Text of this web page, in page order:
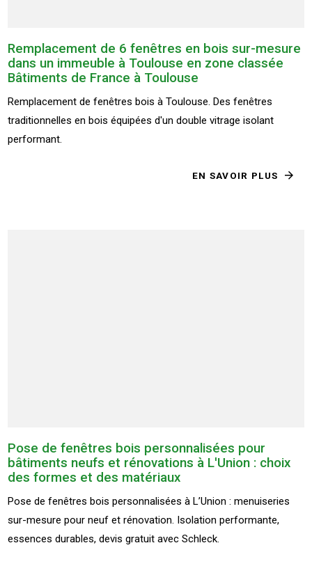
Remplacement de 6 fenêtres en bois sur-mesure
dans un immeuble à Toulouse en zone classée
Bâtiments de France à Toulouse
Remplacement de fenêtres bois à Toulouse. Des fenêtres
traditionnelles en bois équipées d'un double vitrage isolant
performant.
EN SAVOIR PLUS
Pose de fenêtres bois personnalisées pour
bâtiments neufs et rénovations à L'Union : choix
des formes et des matériaux
Pose de fenêtres bois personnalisées à L’Union : menuiseries
sur-mesure pour neuf et rénovation. Isolation performante,
essences durables, devis gratuit avec Schleck.